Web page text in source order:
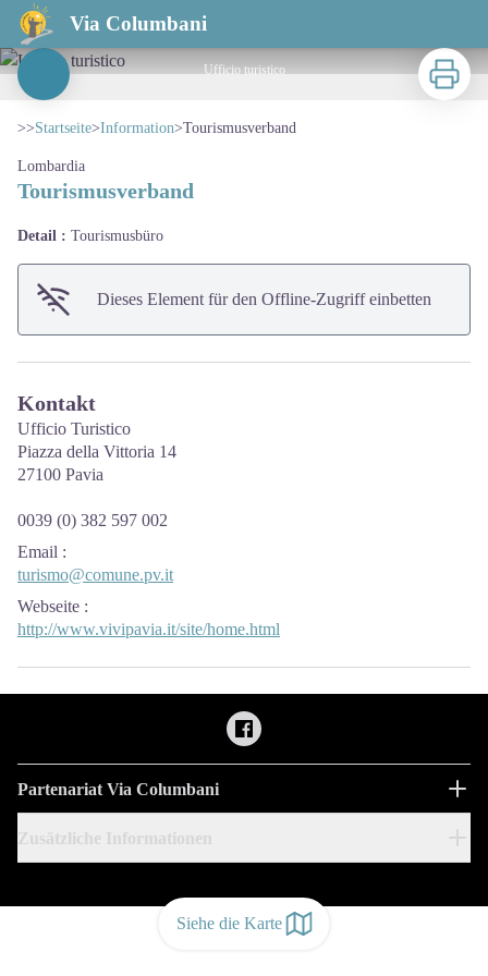
Via Columbani
Tourismusverband
Siehe die Karte
Ufficio turistico
Zu
>>Startseite>Information>Tourismusverband
Lombardia
Tourismusverband
Detail : Tourismusbüro
Dieses Element für den Offline-Zugriff einbetten
Kontakt
Ufficio Turistico
Piazza della Vittoria 14
27100 Pavia
0039 (0) 382 597 002
Email :
turismo@comune.pv.it
Webseite :
http://www.vivipavia.it/site/home.html
Partenariat Via Columbani
Zusätzliche Informationen